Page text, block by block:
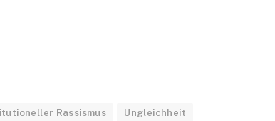
Rassismus Ungleichheit